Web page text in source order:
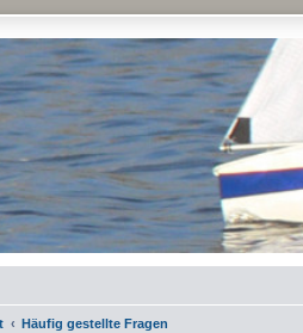
Deutschland
Häufig gestellte Fragen